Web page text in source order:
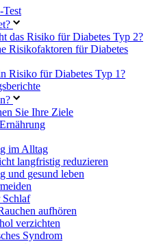
Test
das Risiko für Diabetes Typ 2?
Risikofaktoren für Diabetes
Risiko für Diabetes Typ 1?
Sie Ihre Ziele
im Alltag
langfristig reduzieren
und gesund leben
Schlaf
aufhören
verzichten
Syndrom